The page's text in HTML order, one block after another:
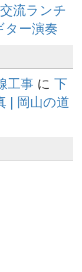
流ランチ
ター演奏
工事 に 下
| 岡山の道